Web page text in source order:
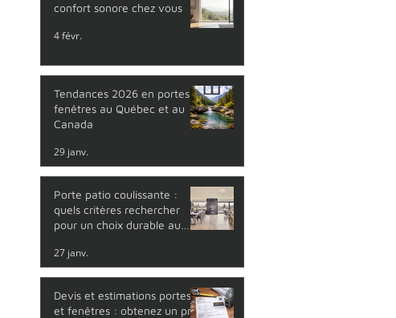
confort sonore chez vous
4 févr.
Tendances 2026 en portes et
fenêtres au Québec et au
Canada
29 janv.
Porte patio coulissante :
quels critères rechercher
pour un choix durable au
27 janv.
Devis et estimations portes
et fenêtres : obtenez un prix